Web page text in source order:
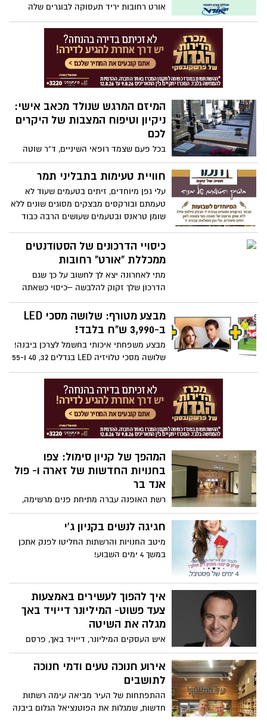
אורט רחובות יריד תעסוקה לבוגרים שלה
ולסטודנטים.
המיזם המרגש שנולד מכאב אישי:
ניקיון וטיפוח המצבות של היקרים
לכם
בכל פעם שצמד רופאי השיניים, ד"ר שוטה
ואלכסנדר מוסייב, פקדו את בית העלמין על
מנת להתייחד עם זכרם של אמם המנוחה,
נחמץ ליבם נוכח המצבה מלאת החול והאבק.
הכאב האישי הוביל אותם להציע שירותי ניקיון
מצבות בבתי העלמין במחיר סמלי. מאות
חוויית טעימות בתבליני תמר
עלי גפן מיוחדים, זיתים בטעמים שעוד לא
טעמתם ובורקסים מבצקים מסוגים שונים ללא
שומן טראנס ובטעמים שעושים הרבה כבוד
שבועות יתקיים ביום שישי 10.6 בתבליני תמר
במרכז G משעות הבוקר ועד שעות הצהריים,
כולם מוזמנים
כיסויי הדרכונים של הסטודנטים
ממכללת "אורט" רחובות
מתי לאחרונה יצא לך לחשוב על כך שגם
הדרכון שלך זקוק להלבשה –כיסוי כשאתה
טס לחול .
מבצע מטורף: שלושה מסכי LED
ב-3,990 ש"ח בלבד!
מבצע משפחתי איכותי בחשמל לצרכן ביבנה!
שלושה מסכי טלויזיה LED בגדלים 32, 40 ו-55
אינץ' ב-3,990 שקלים בלבד! בכל המסכים
חיבור USB מובנה ותפריט בעברית, במסך
הגדול מבין השלושה ישנה מערכת הפעלה של
אנדרואיד שהופכת את הטלויזיה לטלויזיה
חכמה המאפשרת גלישה באינטרנט לצד
צפייה בטלויזיה. את המחיר המטורף הזה
ביבנה. 08-9952552
המהפך של קניון סימול: צפו
בחנויות החדשות של זארה ו- פול
אנד בר
רשת האופנה עברה מתיחת פנים מרשימה,
ופתחה את שערי החנויות החדשות
והמרשימות בקניון סימול, חנויות שאין כמותן
חגיגה לנשים בקניון ג'י
מיטב החנויות והרשתות החליטו לפנק אתכן
במשך 4 ימים השבוע!
איך להפוך לעשירים באמצעות
צעד פשוט- המיליונר דייויד באך
מגלה את השיטה
איש העסקים המיליונר, דייויד באך, פרסם
לאחרונה את ספרו "המיליונר האוטומטי", בו
הוא מגלה את הסוד שהפך אותו ויכול להפוך
גם אתכם לעשירים, האמת? נשמע די פשוט...
אירוע חנוכה טעים ודמי חנוכה
לתושבים
ההתפתחות של העיר מביאה עימה רשתות
חדשות, שמגלות את הפוטנציאל הגלום ביבנה